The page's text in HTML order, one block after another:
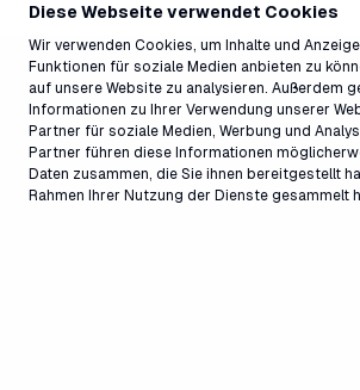
Diese Webseite verwendet Cookies
Wir verwenden Cookies, um Inhalte und
Funktionen für soziale Medien anbieten zu
auf unsere Website zu analysieren. Außerdem
Informationen zu Ihrer Verwendung unserer
Partner für soziale Medien, Werbung und
Partner führen diese Informationen
Daten zusammen, die Sie ihnen bereitgestellt
Rahmen Ihrer Nutzung der Dienste gesammelt